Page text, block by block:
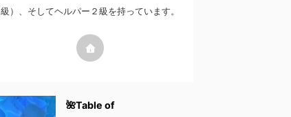
級）、そしてヘルパー２級を持っています。
🌺Table of